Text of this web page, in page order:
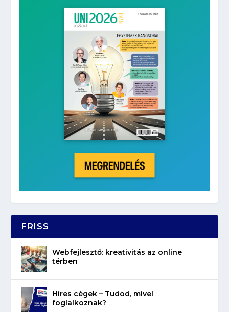
FRISS
Webfejlesztő: kreativitás az online
térben
Híres cégek – Tudod, mivel
foglalkoznak?